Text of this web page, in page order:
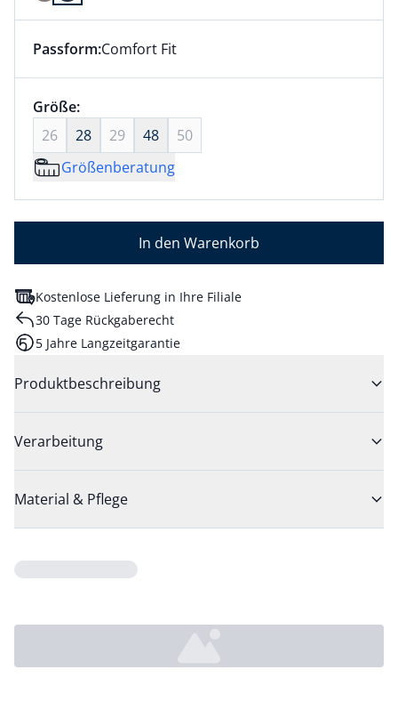
Dieser Artikel hat die Passform Comfort Fit. für
Passform:Comfort Fit
Größenauswahl:
Größe:nichts ausgewählt
26
28 29 48
50
Größenberatung
In den Warenkorb
Kostenlose Lieferung in Ihre Filiale
30 Tage Rückgaberecht
5 Jahre Langzeitgarantie
Produktbeschreibung
Verarbeitung
Material & Pflege